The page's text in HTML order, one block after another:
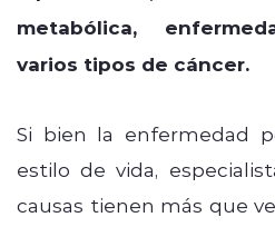
metabólica,
varios tipos de cáncer.
Si bien la enfermedad
estilo de vida,
causas tienen más que